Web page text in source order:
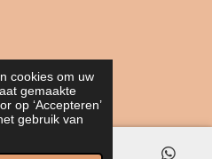
cookies om uw
gemaakte
op ‘Accepteren’
gebruik van